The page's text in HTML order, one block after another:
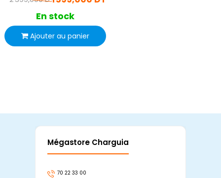
En stock
Ajouter au panier
Mégastore Charguia
70 22 33 00